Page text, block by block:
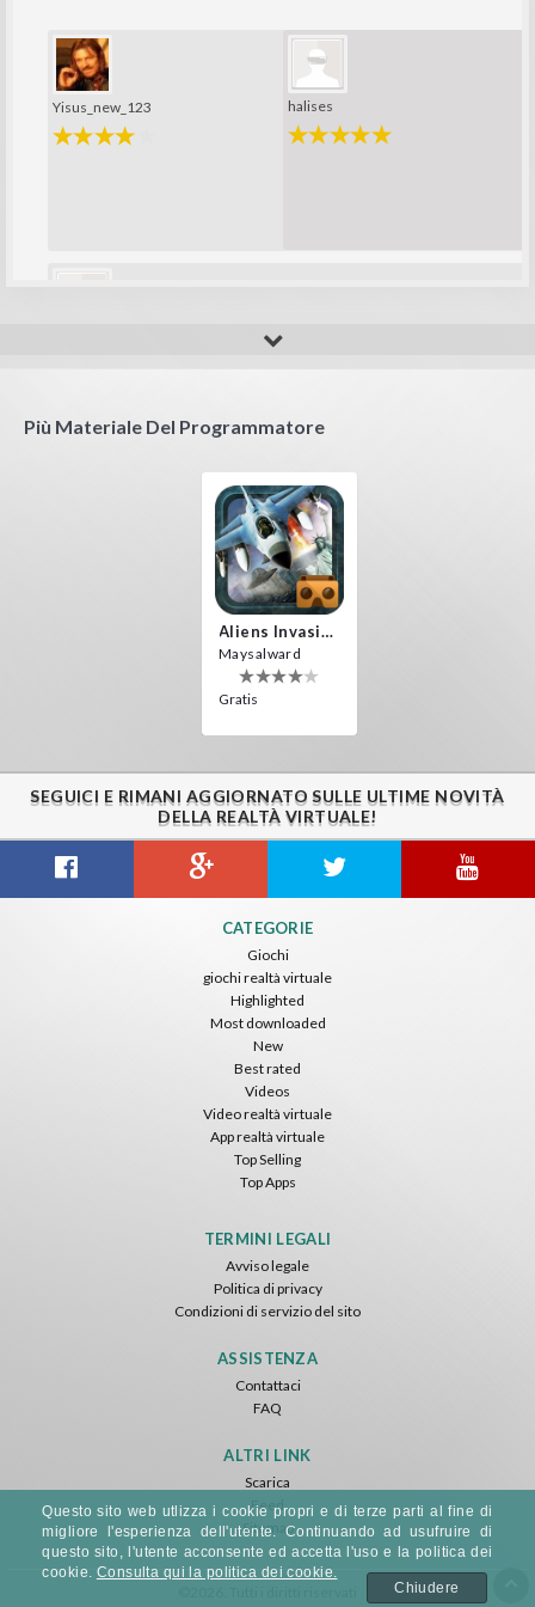
Yisus_new_123 halises
Più Materiale Del Programmatore
Aliens Invasion VR
Maysalward
Gratis
SEGUICI E RIMANI AGGIORNATO SULLE ULTIME NOVITÀ
DELLA REALTÀ VIRTUALE!
CATEGORIE
Giochi
giochi realtà virtuale
Highlighted
Most downloaded
New
Best rated
Videos
Video realtà virtuale
App realtà virtuale
Top Selling
Top Apps
TERMINI LEGALI
Avviso legale
Politica di privacy
Condizioni di servizio del sito
ASSISTENZA
Contattaci
FAQ
ALTRI LINK
Scarica
Feed
Sitemap
Questo sito web utlizza i cookie propri e di terze parti al fine di
migliore l'esperienza dell'utente. Continuando ad usufruire di
questo sito, l'utente acconsente ed accetta l'uso e la politica dei
cookie. Consulta qui la politica dei cookie.
Chiudere